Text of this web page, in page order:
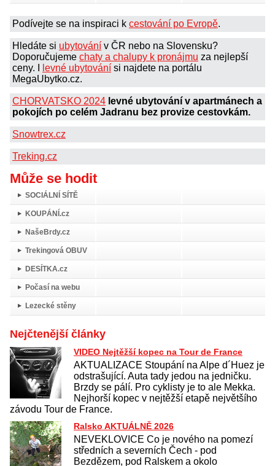
Podívejte se na inspiraci k cestování po Evropě.
Hledáte si ubytování v ČR nebo na Slovensku?
Doporučujeme chaty a chalupy k pronájmu za nejlepší
ceny. I
levné ubytování si najdete na portálu
MegaUbytko.cz.
CHORVATSKO 2024 levné ubytování v apartmánech a
pokojích po celém Jadranu bez provize cestovkám.
Snowtrex.cz
Treking.cz
Může se hodit
SOCIÁLNÍ SÍTĚ
KOUPÁNÍ.cz
NašeBrdy.cz
Trekingová OBUV
DESÍTKA.cz
Počasí na webu
Lezecké stěny
Nejčtenější články
VIDEO Nejtěžší kopec na Tour de France
AKTUALIZACE Stoupání na Alpe d´Huez je
odstrašující. Auta tady jedou na jedničku.
Brzdy se pálí. Pro cyklisty je to ale Mekka.
Nejhorší kopec v nejtěžší etapě největšího
závodu Tour de France.
Ralsko AKTUÁLNĚ 2026
NEVEKLOVICE Co je nového na pomezí
středních a severních Čech - pod
Bezdězem, pod Ralskem a okolo